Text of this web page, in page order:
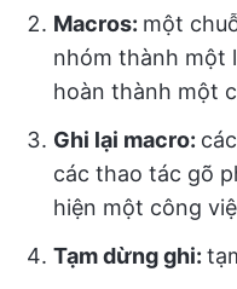
Macros: một
nhóm thành một
hoàn thành một
Ghi lại macro:
các thao tác gõ
hiện một công
Tạm dừng ghi: